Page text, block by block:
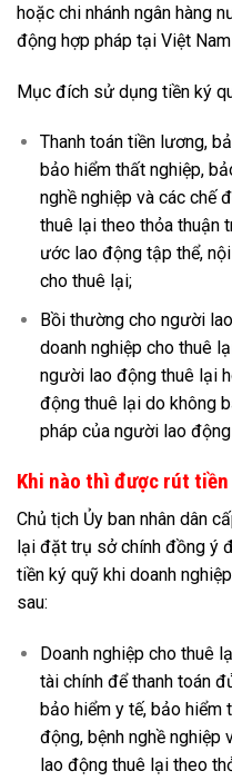
hoặc chi nhánh ngân hàng
động hợp pháp tại Việt Nam
Mục đích sử dụng tiền ký
Thanh toán tiền lương,
bảo hiểm thất nghiệp,
nghề nghiệp và các chế
thuê lại theo thỏa thuận
ước lao động tập thể,
cho thuê lại;
Bồi thường cho người
doanh nghiệp cho thuê
người lao động thuê lại
động thuê lại do không
pháp của người lao
Khi nào thì được rút tiền
Chủ tịch Ủy ban nhân dân
lại đặt trụ sở chính đồng ý
tiền ký quỹ khi doanh
sau:
Doanh nghiệp cho thuê
tài chính để thanh toán
bảo hiểm y tế, bảo hiểm
động, bệnh nghề
lao động thuê lại theo